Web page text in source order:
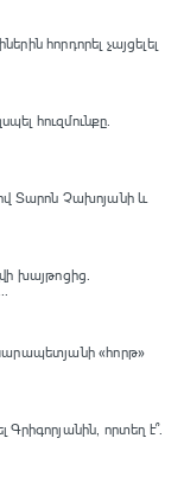
հորդորել չայցելել
հուզմունքը.
Տարոն Չախոյանի և
խայթոցից.
«հորթ»
որտեղ է՞․